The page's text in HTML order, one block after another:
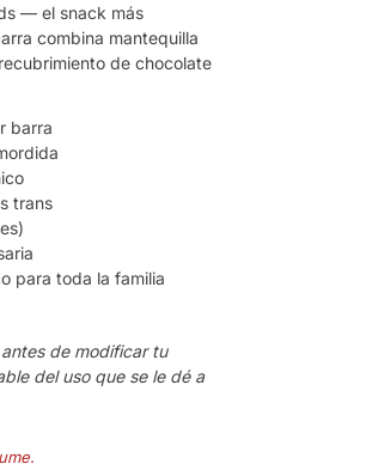
— el snack más
combina mantequilla
de chocolate
barra
trans
para toda la familia
de modificar tu
del uso que se le dé a